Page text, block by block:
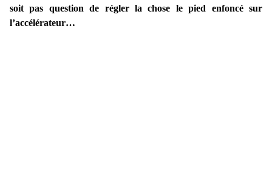
soit pas question de régler la chose le pied enfoncé sur
l’accélérateur…